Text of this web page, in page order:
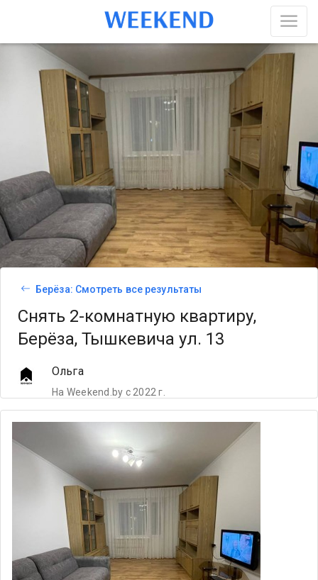
Берёза: Смотреть все результаты
Снять 2-комнатную квартиру,
Берёза, Тышкевича ул. 13
Ольга
На Weekend.by с 2022 г.